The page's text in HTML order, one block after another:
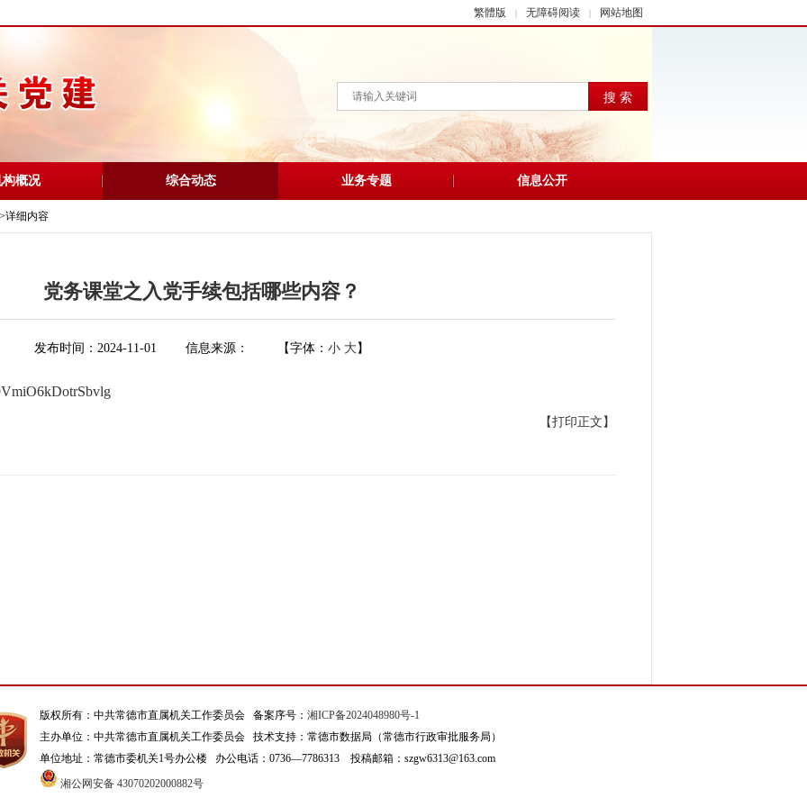
繁體版 | 无障碍阅读 | 网站地图
搜 索
构概况 综合动态 业务专题 信息公开
>详细内容
党务课堂之入党手续包括哪些内容？
发布时间：2024-11-01 信息来源： 【字体： 小 大】
【打印正文】
版权所有：中共常德市直属机关工作委员会 备案序号： 湘ICP备2024048980号-1
主办单位：中共常德市直属机关工作委员会 技术支持：常德市数据局（常德市行政审批服务局）
单位地址：常德市委机关1号办公楼 办公电话：0736—7786313 投稿邮箱：szgw6313@163.com
湘公网安备 43070202000882号